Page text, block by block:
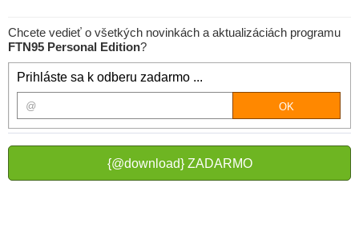
Chcete vedieť o všetkých novinkách a aktualizáciách programu
FTN95 Personal Edition?
Prihláste sa k odberu zadarmo ...
{@download} ZADARMO